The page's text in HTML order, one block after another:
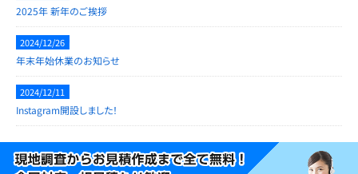
2025年 新年のご挨拶
2024/12/26
年末年始休業のお知らせ
2024/12/11
Instagram開設しました！